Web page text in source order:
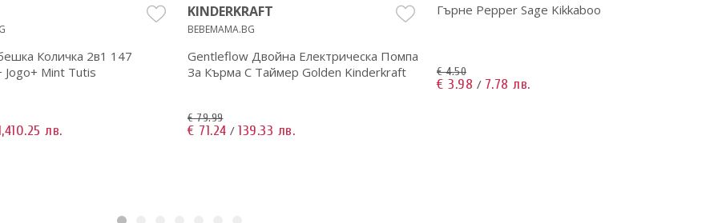
Количка 2в1 147
Jogo+ Mint Tutis
лв.
KINDERKRAFT
BEBEMAMA.BG
Gentleflow Двойна Електрическа Помпа
За Кърма С Таймер Golden Kinderkraft
€ 79.99
€ 71.24 / 139.33 лв.
Гърне Pepper Sage Kikkaboo
€ 4.50
€ 3.98 / 7.78 лв.